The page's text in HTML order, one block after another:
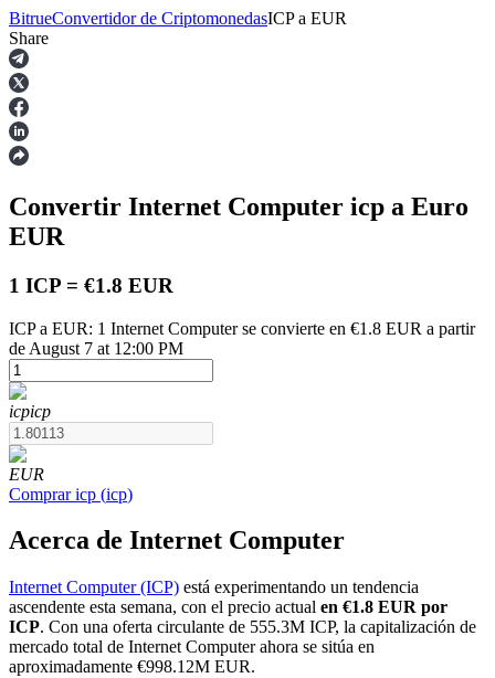
Futuros
Futuros del USDT
Futuros COIN-M
Futuros de criptomonedas
BitrueConvertidor de CriptomonedasICP a EUR
Share
Convertir Internet Computer icp a Euro
EUR
1 ICP = €1.8 EUR
ICP a EUR: 1 Internet Computer se convierte en €1.8 EUR a partir
de August 7 at 12:00 PM
icpicp
EUR
Comprar icp (icp)
Acerca de Internet Computer
Internet Computer (ICP) está experimentando un tendencia
ascendente esta semana, con el precio actual en €1.8 EUR por
ICP. Con una oferta circulante de 555.3M ICP, la capitalización de
mercado total de Internet Computer ahora se sitúa en
aproximadamente €998.12M EUR.